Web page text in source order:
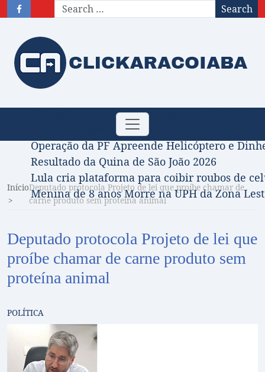
Search
Toggle
navigation
Obituário – Nota de falecimento: 31/07/2026
Comissão Aprova Projeto de Jilmar Tatto
Operação da PF Apreende Helicóptero e
Resultado da Quina de São João 2026
Lula cria plataforma para coibir roubos de
Menina de 8 anos Morre na UPH da Zona
InícioDeputado protocola Projeto de lei que proíbe chamar de
carne produto sem proteína animal
Deputado protocola Projeto de lei que
proíbe chamar de carne produto sem
proteína animal
POLÍTICA